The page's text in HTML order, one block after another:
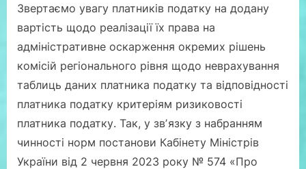
Звертаємо увагу платників податку на додану
вартість щодо реалізації їх права на
адміністративне оскарження окремих рішень
комісій регіонального рівня щодо неврахування
таблиць даних платника податку та відповідності
платника податку критеріям ризиковості
платника податку. Так, у звʼязку з набранням
чинності норм постанови Кабінету Міністрів
України від 2 червня 2023 року № 574 «Про